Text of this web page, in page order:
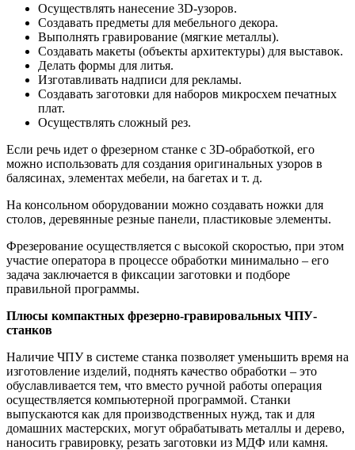
Осуществлять нанесение 3D-узоров.
Создавать предметы для мебельного декора.
Выполнять гравирование (мягкие металлы).
Создавать макеты (объекты архитектуры) для выставок.
Делать формы для литья.
Изготавливать надписи для рекламы.
Создавать заготовки для наборов микросхем печатных
плат.
Осуществлять сложный рез.
Если речь идет о фрезерном станке с 3D-обработкой, его
можно использовать для создания оригинальных узоров в
балясинах, элементах мебели, на багетах и т. д.
На консольном оборудовании можно создавать ножки для
столов, деревянные резные панели, пластиковые элементы.
Фрезерование осуществляется с высокой скоростью, при этом
участие оператора в процессе обработки минимально – его
задача заключается в фиксации заготовки и подборе
правильной программы.
Плюсы компактных фрезерно-гравировальных ЧПУ-
станков
Наличие ЧПУ в системе станка позволяет уменьшить время на
изготовление изделий, поднять качество обработки – это
обуславливается тем, что вместо ручной работы операция
осуществляется компьютерной программой. Станки
выпускаются как для производственных нужд, так и для
домашних мастерских, могут обрабатывать металлы и дерево,
наносить гравировку, резать заготовки из МДФ или камня.